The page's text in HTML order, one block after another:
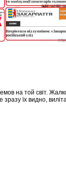
на той світ.
зразу їх видно,